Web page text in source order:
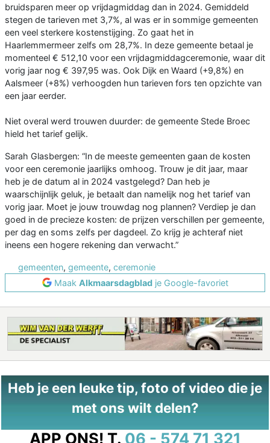
bruidsparen meer op vrijdagmiddag dan in 2024. Gemiddeld
stegen de tarieven met 3,7%, al was er in sommige gemeenten
een veel sterkere kostenstijging. Zo gaat het in
Haarlemmermeer zelfs om 28,7%. In deze gemeente betaal je
momenteel € 512,10 voor een vrijdagmiddagceremonie, waar dit
vorig jaar nog € 397,95 was. Ook Dijk en Waard (+9,8%) en
Aalsmeer (+8%) verhoogden hun tarieven fors ten opzichte van
een jaar eerder.
Niet overal werd trouwen duurder: de gemeente Stede Broec
hield het tarief gelijk.
Sarah Glasbergen: “In de meeste gemeenten gaan de kosten
voor een ceremonie jaarlijks omhoog. Trouw je dit jaar, maar
heb je de datum al in 2024 vastgelegd? Dan heb je
waarschijnlijk geluk, je betaalt dan namelijk nog het tarief van
vorig jaar. Moet je jouw trouwdag nog plannen? Verdiep je dan
goed in de precieze kosten: de prijzen verschillen per gemeente,
per dag en soms zelfs per dagdeel. Zo krijg je achteraf niet
ineens een hogere rekening dan verwacht.”
gemeenten, gemeente, ceremonie
Maak Alkmaarsdagbladje Google-favoriet
Heb je een leuke tip, foto of video die je
met ons wilt delen?
APP ONS! T. 06 - 574 71 321